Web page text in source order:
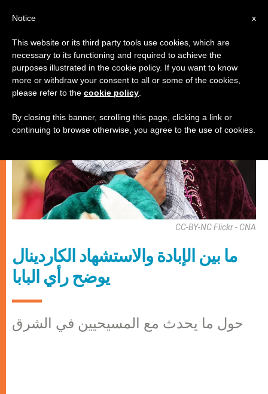
كنيسة محليّة
CC-BY-NC Flickr - CNA
ما بين الإبادة والاستشهاد الكاردينال
يوضح رأي البابا
حول ما يحدث مع المسيحيين في الشرق
x
Notice
This website or its third party tools use cookies, which are
necessary to its functioning and required to achieve the
purposes illustrated in the cookie policy. If you want to know
more or withdraw your consent to all or some of the cookies,
please refer to the cookie policy
By closing this banner, scrolling this page, clicking a link or
continuing to browse otherwise, you agree to the use of cookies.